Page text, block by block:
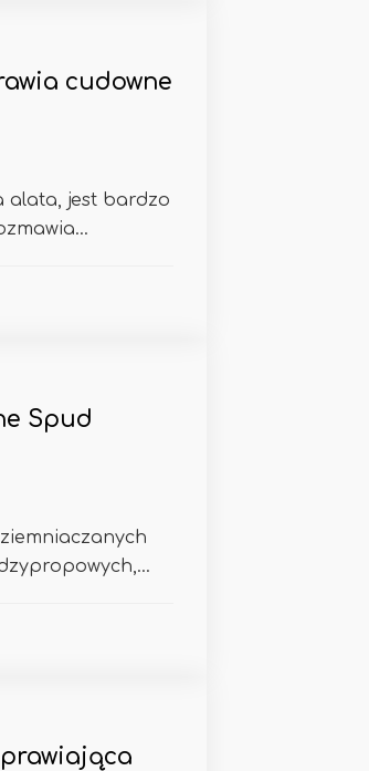
cudowne
alata, jest bardzo
Spud